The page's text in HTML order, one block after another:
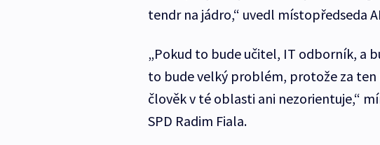
tendr na jádro,“ uvedl místopředseda
„Pokud to bude učitel, IT odborník, a
to bude velký problém, protože za ten
člověk v té oblasti ani nezorientuje,“
SPD Radim Fiala.